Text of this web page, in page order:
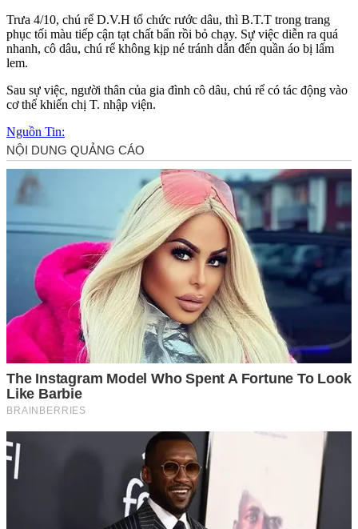
Trưa 4/10, chú rể D.V.H tổ chức rước dâu, thì B.T.T trong trang
phục tối màu tiếp cận tạt chất bẩn rồi bỏ chạy. Sự việc diễn ra quá
nhanh, cô dâu, chú rể không kịp né tránh dẫn đến quần áo bị lấm
lem.
Sau sự việc, người thân của gia đình cô dâu, chú rể có tác động vào
c‌ơ th‌ể khiến chị T. nhập viện.
Nguồn Tin: